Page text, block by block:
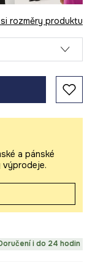
rozměry produktu
a pánské
výprodeje.
i do 24 hodin